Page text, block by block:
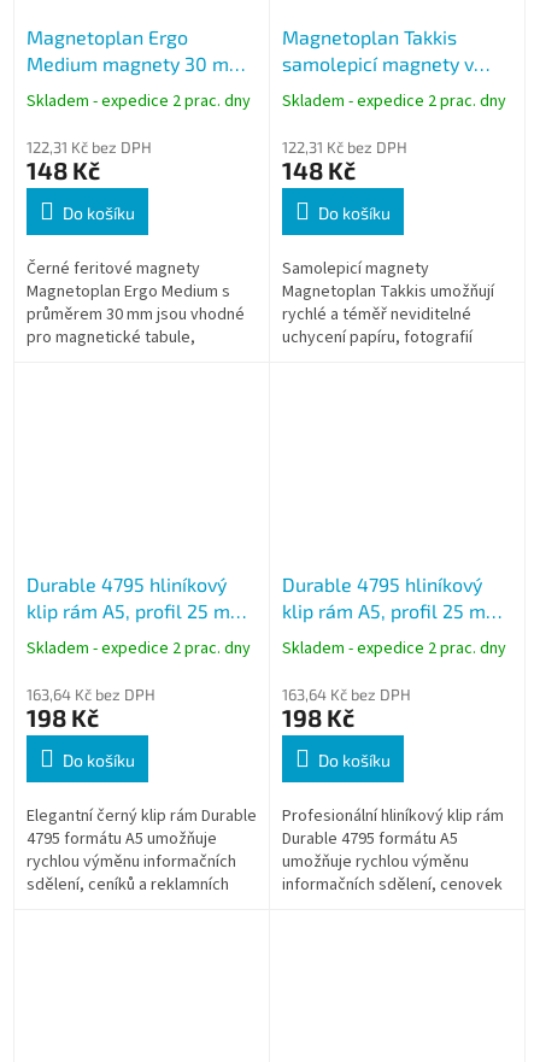
Magnetoplan Ergo
Medium magnety 30 mm
černé, feritové magnety,
Skladem - expedice 2 prac. dny
122,31 Kč bez DPH
148 Kč
Do košíku
Černé feritové magnety
Magnetoplan Ergo Medium s
průměrem 30 mm jsou vhodné
pro magnetické tabule,
Magnetoplan Takkis
samolepicí magnety v
dávkovači, 45 ks
Skladem - expedice 2 prac. dny
122,31 Kč bez DPH
148 Kč
Do košíku
Samolepicí magnety
Magnetoplan Takkis umožňují
rychlé a téměř neviditelné
uchycení papíru, fotografií
Durable 4795 hliníkový
klip rám A5, profil 25 mm,
černý, zkosené rohy
Skladem - expedice 2 prac. dny
163,64 Kč bez DPH
198 Kč
Do košíku
Elegantní černý klip rám Durable
4795 formátu A5 umožňuje
rychlou výměnu informačních
sdělení, ceníků a reklamních
Durable 4795 hliníkový
klip rám A5, profil 25 mm,
stříbrný, zkosené rohy
Skladem - expedice 2 prac. dny
163,64 Kč bez DPH
198 Kč
Do košíku
Profesionální hliníkový klip rám
Durable 4795 formátu A5
umožňuje rychlou výměnu
informačních sdělení, cenovek